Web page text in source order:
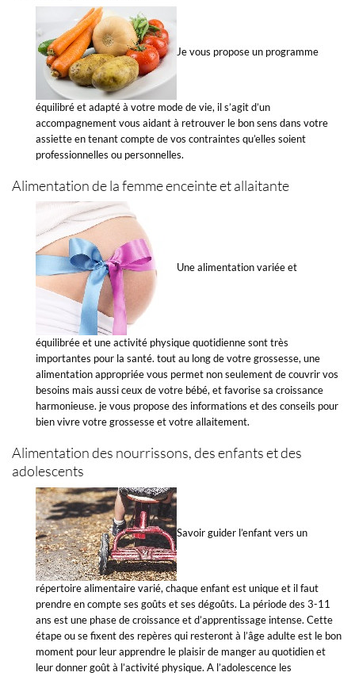
Je vous propose un programme
équilibré et adapté à votre mode de vie, il s’agit d’un
accompagnement vous aidant à retrouver le bon sens dans votre
assiette en tenant compte de vos contraintes qu’elles soient
professionnelles ou personnelles.
Alimentation de la femme enceinte et allaitante
Une alimentation variée et
équilibrée et une activité physique quotidienne sont très
importantes pour la santé. tout au long de votre grossesse, une
alimentation appropriée vous permet non seulement de couvrir vos
besoins mais aussi ceux de votre bébé, et favorise sa croissance
harmonieuse. je vous propose des informations et des conseils pour
bien vivre votre grossesse et votre allaitement.
Alimentation des nourrissons, des enfants et des
adolescents
Savoir guider l’enfant vers un
répertoire alimentaire varié, chaque enfant est unique et il faut
prendre en compte ses goûts et ses dégoûts. La période des 3-11
ans est une phase de croissance et d’apprentissage intense. Cette
étape ou se fixent des repères qui resteront à l’âge adulte est le bon
moment pour leur apprendre le plaisir de manger au quotidien et
leur donner goût à l’activité physique. A l’adolescence les